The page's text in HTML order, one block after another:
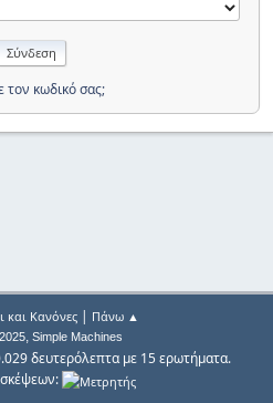
τον κωδικό σας;
και Κανόνες| Πάνω ▲
, Simple Machines
δευτερόλεπτα με 15 ερωτήματα.